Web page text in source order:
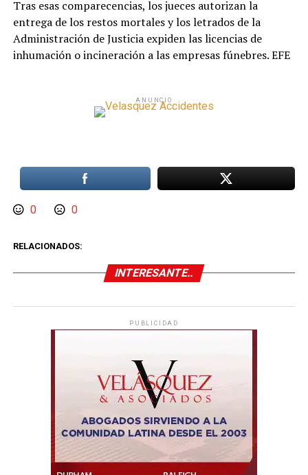
Tras esas comparecencias, los jueces autorizan la
entrega de los restos mortales y los letrados de la
Administración de Justicia expiden las licencias de
inhumación o incineración a las empresas fúnebres. EFE
ANUNCIO
0 0
RELACIONADOS:
INTERESANTE..
PUBLICIDAD